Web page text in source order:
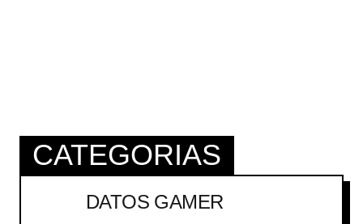
CATEGORIAS
DATOS GAMER